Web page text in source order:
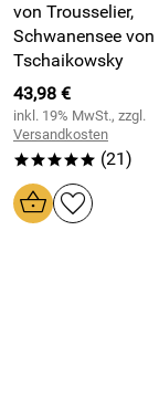
von Trousselier,
Schwanensee von
Tschaikowsky
43,98 €
inkl. 19% MwSt., zzgl.
Versandkosten
***** (21)